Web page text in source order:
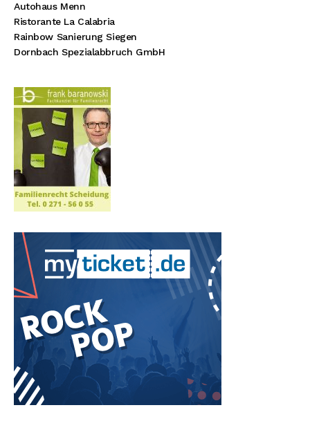
Autohaus Menn
Ristorante La Calabria
Rainbow Sanierung Siegen
Dornbach Spezialabbruch GmbH